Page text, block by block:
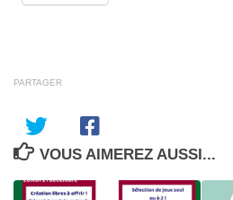
PARTAGER
VOUS AIMEREZ AUSSI...